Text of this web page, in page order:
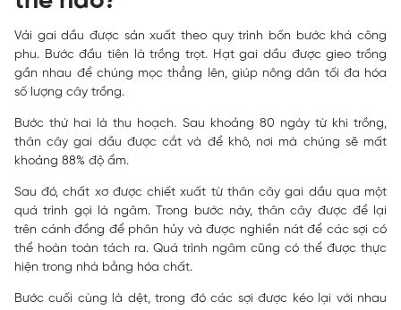
Vải gai dầu được sản xuất theo quy trình bốn bước khá công
phu. Bước đầu tiên là trồng trọt. Hạt gai dầu được gieo trồng
gần nhau để chúng mọc thẳng lên, giúp nông dân tối đa hóa
số lượng cây trồng.
Bước thứ hai là thu hoạch. Sau khoảng 80 ngày từ khi trồng,
thân cây gai dầu được cắt và để khô, nơi mà chúng sẽ mất
khoảng 88% độ ẩm.
Sau đó, chất xơ được chiết xuất từ thân cây gai dầu qua một
quá trình gọi là ngâm. Trong bước này, thân cây được để lại
trên cánh đồng để phân hủy và được nghiền nát để các sợi có
thể hoàn toàn tách ra. Quá trình ngâm cũng có thể được thực
hiện trong nhà bằng hóa chất.
Bước cuối cùng là dệt, trong đó các sợi được kéo lại với nhau